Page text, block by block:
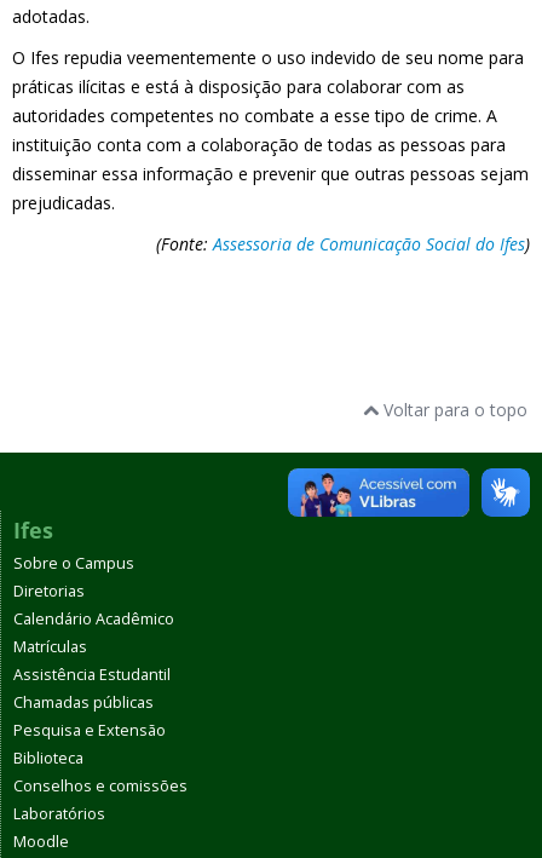
adotadas.
O Ifes repudia veementemente o uso indevido de seu nome para
práticas ilícitas e está à disposição para colaborar com as
autoridades competentes no combate a esse tipo de crime. A
instituição conta com a colaboração de todas as pessoas para
disseminar essa informação e prevenir que outras pessoas sejam
prejudicadas.
(Fonte:Assessoria de Comunicação Social do Ifes)
Voltar para o topo
Ifes
Sobre o Campus
Diretorias
Calendário Acadêmico
Matrículas
Assistência Estudantil
Chamadas públicas
Pesquisa e Extensão
Biblioteca
Conselhos e comissões
Laboratórios
Moodle